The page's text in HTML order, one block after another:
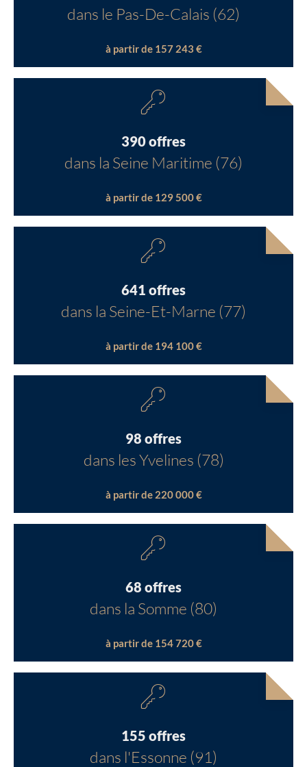
dans le Pas-De-Calais (62)
à partir de 157 243 €
390 offres
dans la Seine Maritime (76)
à partir de 129 500 €
641 offres
dans la Seine-Et-Marne (77)
à partir de 194 100 €
98 offres
dans les Yvelines (78)
à partir de 220 000 €
68 offres
dans la Somme (80)
à partir de 154 720 €
155 offres
dans l'Essonne (91)